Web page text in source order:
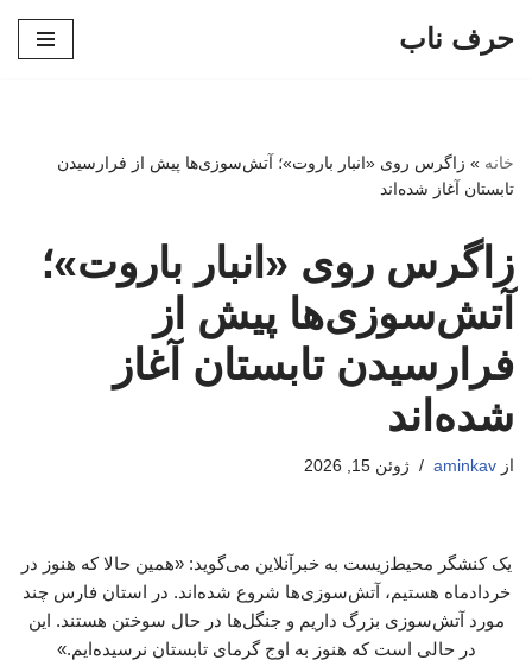
حرف ناب
خانه » زاگرس روی «انبار باروت»؛ آتش‌سوزی‌ها پیش از فرارسیدن
تابستان آغاز شده‌اند
زاگرس روی «انبار باروت»؛
آتش‌سوزی‌ها پیش از
فرارسیدن تابستان آغاز
شده‌اند
از aminkav ژوئن 15, 2026
یک کنشگر محیط‌زیست به خبرآنلاین می‌گوید: «همین حالا که هنوز در
خردادماه هستیم، آتش‌سوزی‌ها شروع شده‌اند. در استان فارس چند
مورد آتش‌سوزی بزرگ داریم و جنگل‌ها در حال سوختن هستند. این
در حالی است که هنوز به اوج گرمای تابستان نرسیده‌ایم.»